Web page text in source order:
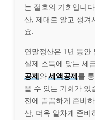
는 절호의 기회입니
산, 제대로 알고 챙겨
요.
연말정산은 1년 동안
실제 소득에 맞는 세
공제와 세액공제를
을 수 있는 기회가 있
전에 꼼꼼하게 준비
산, 더욱 알차게 준비